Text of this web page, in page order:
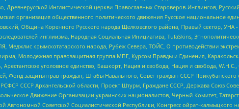
Древнерусской Инглистической церкви Православных Староверов-Инглингов,
организация общественного политического движения Русское национальное
Община Коренного Русского народа Щелковского района, Правый сектор, УНА
инглиизма, Народная Социальная Инициатива, TulaSkins,
крымскотатарского народа, Рубеж Севера, ТОЙС, О противодействии
Молодежная правозащитная группа МПГ, Курсом Правды и Единения,
уголовное единство, Башкорт, Нация и свобода, Нация и свобода,
защиты прав граждан, Штабы Навального, Совет граждан СССР Прикубанского
СССР Архангельской области, Проект Штурм, Граждане СССР, Держава Союз
Движение Организации украинских националистов, Черный Комитет,
Советской Социалистической Республики, Конгресс ойрат-калмыцкого